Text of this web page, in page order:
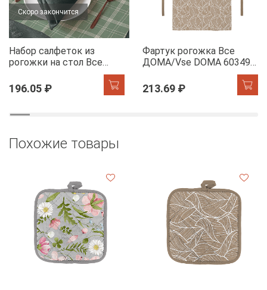
Скоро закончится
Набор салфеток из
рогожки на стол Все
ДОМА/Vse DOMA 60165-
1 Камилла
196.05 ₽
Фартук рогожка Все
ДОМА/Vse DOMA 60349-
213.69 ₽
Похожие товары